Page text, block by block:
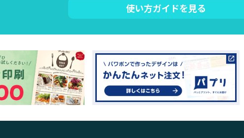
使い方ガイドを見る